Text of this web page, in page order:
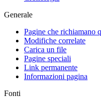
Generale
Pagine che richiamano
Modifiche correlate
Carica un file
Pagine speciali
Link permanente
Informazioni pagina
Fonti